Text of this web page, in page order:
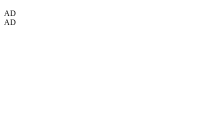
AD
AD